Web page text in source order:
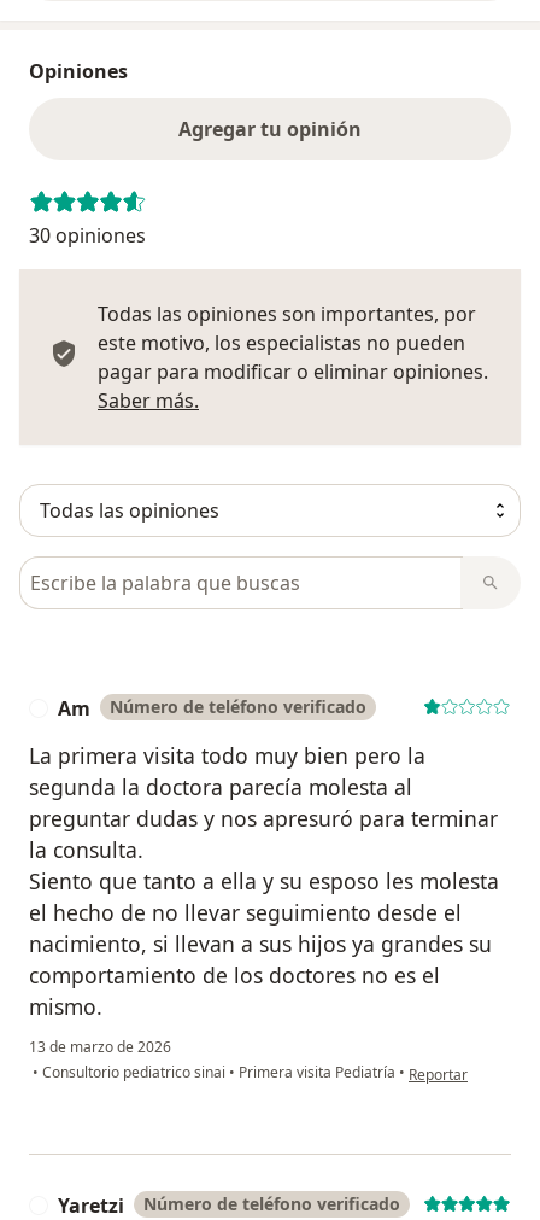
Opiniones
Agregar tu opinión
30 opiniones
Todas las opiniones son importantes, por
este motivo, los especialistas no pueden
pagar para modificar o eliminar opiniones.
Saber más.
Busca en opiniones
Am Número de teléfono verificado
La primera visita todo muy bien pero la
segunda la doctora parecía molesta al
preguntar dudas y nos apresuró para terminar
la consulta.
Siento que tanto a ella y su esposo les molesta
el hecho de no llevar seguimiento desde el
nacimiento, si llevan a sus hijos ya grandes su
comportamiento de los doctores no es el
mismo.
13 de marzo de 2026
• Consultorio pediatrico sinai • Primera visita Pediatría • en opinión del
Reportar
Yaretzi Número de teléfono verificado